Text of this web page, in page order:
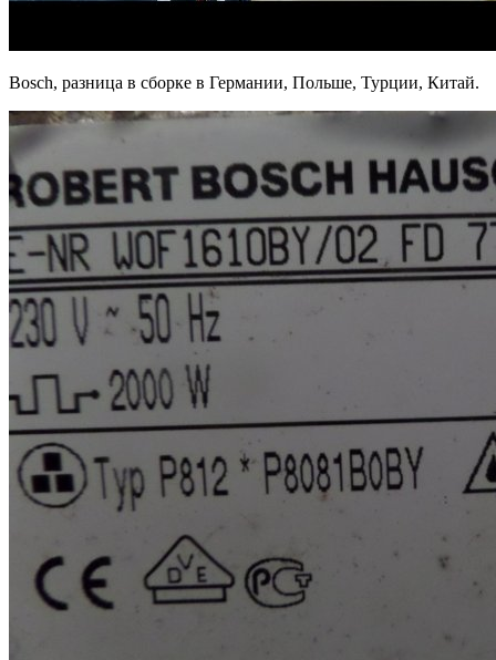
Bosch, разница в сборке в Германии, Польше, Турции, Китай.